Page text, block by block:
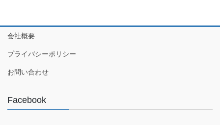
会社概要
プライバシーポリシー
お問い合わせ
Facebook